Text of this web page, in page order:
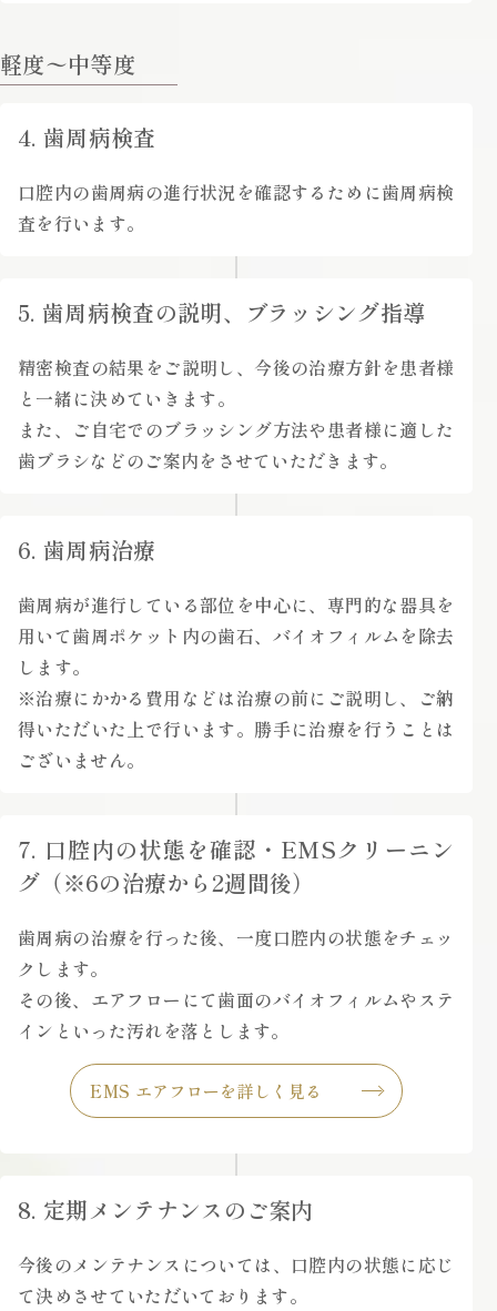
軽度〜中等度
4. 歯周病検査
口腔内の歯周病の進行状況を確認するために歯周病検
査を行います。
5. 歯周病検査の説明、ブラッシング指導
精密検査の結果をご説明し、今後の治療方針を患者様
と一緒に決めていきます。
また、ご自宅でのブラッシング方法や患者様に適した
歯ブラシなどのご案内をさせていただきます。
6. 歯周病治療
歯周病が進行している部位を中心に、専門的な器具を
用いて歯周ポケット内の歯石、バイオフィルムを除去
します。
※治療にかかる費用などは治療の前にご説明し、ご納
得いただいた上で行います。勝手に治療を行うことは
ございません。
7. 口腔内の状態を確認・EMSクリーニン
グ（※6の治療から2週間後）
歯周病の治療を行った後、一度口腔内の状態をチェッ
クします。
その後、エアフローにて歯面のバイオフィルムやステ
インといった汚れを落とします。
EMS エアフローを詳しく見る
8. 定期メンテナンスのご案内
今後のメンテナンスについては、口腔内の状態に応じ
て決めさせていただいております。